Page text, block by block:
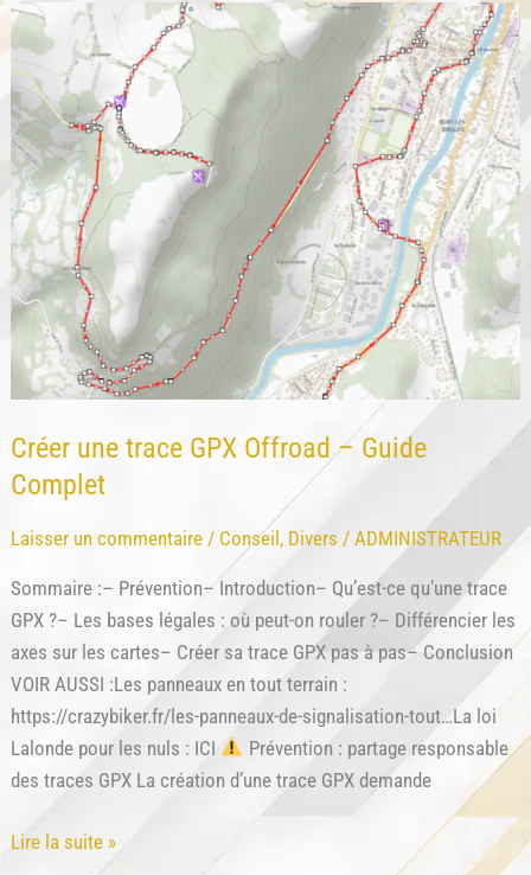
Offroad
en
trail
Créer une trace GPX Offroad – Guide
Complet
Laisser un commentaire / Conseil, Divers /ADMINISTRATEUR
Sommaire :– Prévention– Introduction– Qu’est-ce qu’une trace
GPX ?– Les bases légales : où peut-on rouler ?– Différencier les
axes sur les cartes– Créer sa trace GPX pas à pas– Conclusion
VOIR AUSSI :Les panneaux en tout terrain :
https://crazybiker.fr/les-panneaux-de-signalisation-tout…La loi
Lalonde pour les nuls : ICI
Prévention : partage responsable
des traces GPX La création d’une trace GPX demande
Créer
Lire la suite »